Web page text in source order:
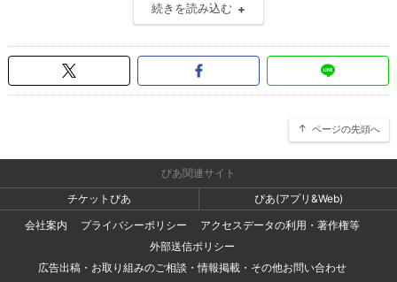
続きを読み込む
ページの先頭へ
ぴあ関連サイト
チケットぴあ
ぴあ(アプリ&Web)
会社案内
プライバシーポリシー
アクセスデータの利用・著作権等
外部送信ポリシー
広告出稿・お取り組みのご相談・情報掲載・その他お問い合わせ